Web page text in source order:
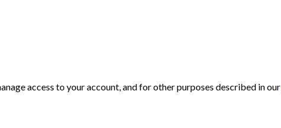
access to your account, and for other purposes described in our